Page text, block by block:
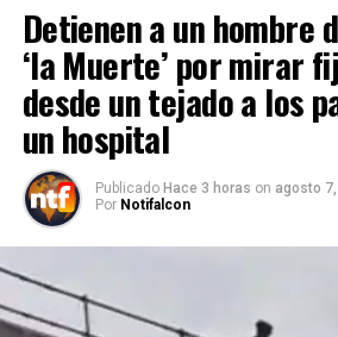
Detienen a un hombre
‘la Muerte’ por mirar
desde un tejado a los
un hospital
Publicado Hace 3 horas on agosto
Por Notifalcon